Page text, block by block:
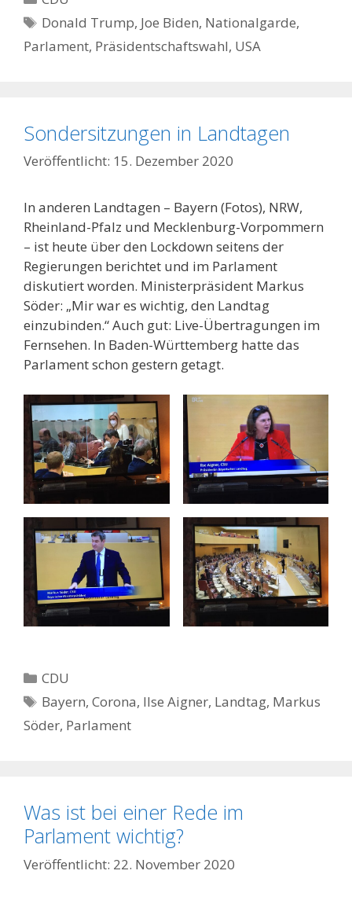
Schlagwörter
Donald Trump, Joe Biden, Nationalgarde,
Parlament, Präsidentschaftswahl, USA
Sondersitzungen in Landtagen
15. Dezember 2020
In anderen Landtagen – Bayern (Fotos), NRW,
Rheinland-Pfalz und Mecklenburg-Vorpommern
– ist heute über den Lockdown seitens der
Regierungen berichtet und im Parlament
diskutiert worden. Ministerpräsident Markus
Söder: „Mir war es wichtig, den Landtag
einzubinden.“ Auch gut: Live-Übertragungen im
Fernsehen. In Baden-Württemberg hatte das
Parlament schon gestern getagt.
Kategorien
CDU
Schlagwörter
Bayern,Corona, Ilse Aigner, Landtag, Markus
Söder, Parlament
Was ist bei einer Rede im
Parlament wichtig?
22. November 2020